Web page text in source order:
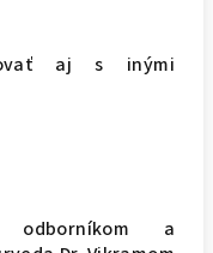
aj s inými
odborníkom a